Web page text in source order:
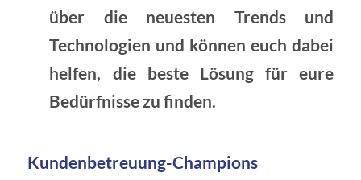
über die neuesten Trends und
Technologien und können euch dabei
helfen, die beste Lösung für eure
Bedürfnisse zu finden.
Kundenbetreuung-Champions